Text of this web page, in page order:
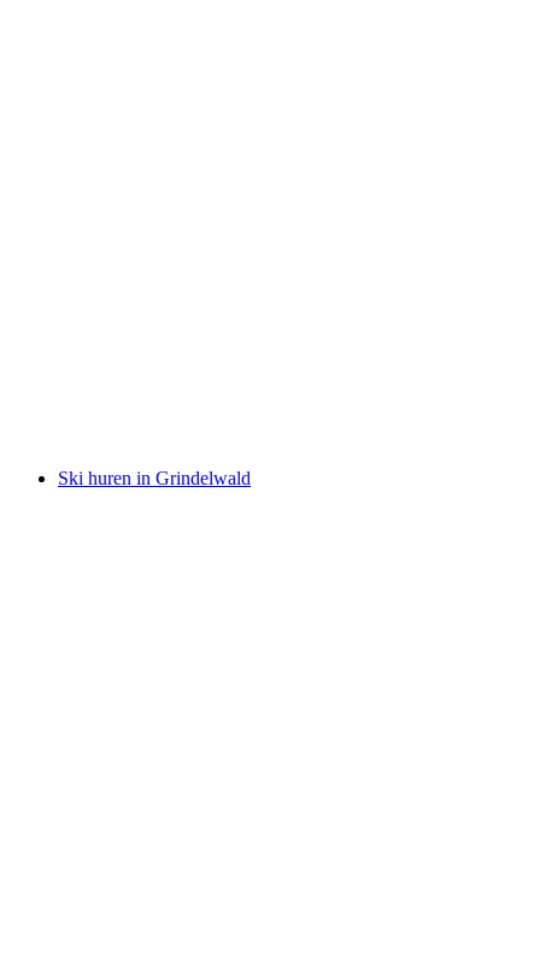
Ski huren in Grindelwald